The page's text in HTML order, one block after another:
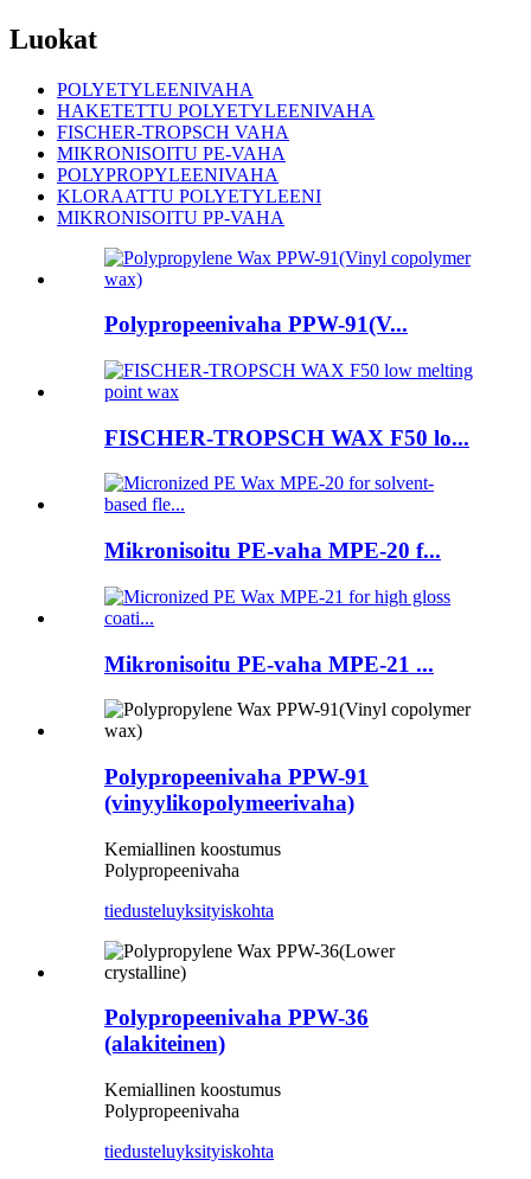
Luokat
POLYETYLEENIVAHA
HAKETETTU POLYETYLEENIVAHA
FISCHER-TROPSCH VAHA
MIKRONISOITU PE-VAHA
POLYPROPYLEENIVAHA
KLORAATTU POLYETYLEENI
MIKRONISOITU PP-VAHA
Polypropeenivaha PPW-91(V...
FISCHER-TROPSCH WAX F50 lo...
Mikronisoitu PE-vaha MPE-20 f...
Mikronisoitu PE-vaha MPE-21 ...
Polypropeenivaha PPW-91
(vinyylikopolymeerivaha)
Kemiallinen koostumus
Polypropeenivaha
tiedusteluyksityiskohta
Polypropeenivaha PPW-36
(alakiteinen)
Kemiallinen koostumus
Polypropeenivaha
tiedusteluyksityiskohta